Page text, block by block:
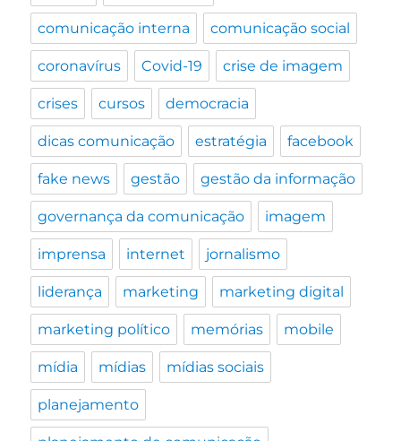
comunicação interna comunicação social
coronavírus Covid-19 crise de imagem
crises cursos democracia
dicas comunicação estratégia facebook
fake news gestão gestão da informação
governança da comunicação imagem
imprensa internet jornalismo
liderança marketing marketing digital
marketing político memórias mobile
mídia mídias mídias sociais
planejamento